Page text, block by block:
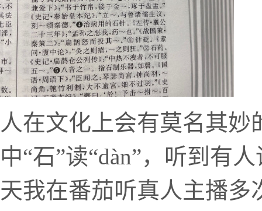
人在文化上会有莫名其妙
中“石”读“dàn”，听到有
天我在番茄听真人主播